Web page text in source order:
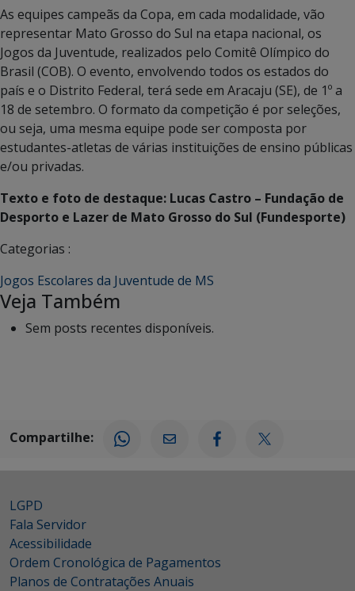
As equipes campeãs da Copa, em cada modalidade, vão
representar Mato Grosso do Sul na etapa nacional, os
Jogos da Juventude, realizados pelo Comitê Olímpico do
Brasil (COB). O evento, envolvendo todos os estados do
país e o Distrito Federal, terá sede em Aracaju (SE), de 1º a
18 de setembro. O formato da competição é por seleções,
ou seja, uma mesma equipe pode ser composta por
estudantes-atletas de várias instituições de ensino públicas
e/ou privadas.
Texto e foto de destaque: Lucas Castro – Fundação de
Desporto e Lazer de Mato Grosso do Sul (Fundesporte)
Categorias :
Jogos Escolares da Juventude de MS
Veja Também
Sem posts recentes disponíveis.
Compartilhe:
LGPD
Fala Servidor
Acessibilidade
Ordem Cronológica de Pagamentos
Planos de Contratações Anuais